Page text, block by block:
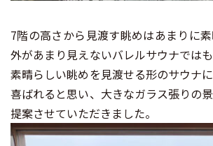
7階の高さから見渡す眺めはあまりに
外があまり見えないバレルサウナでは
素晴らしい眺めを見渡せる形のサウナ
喜ばれると思い、大きなガラス張りの
提案させていただきました。